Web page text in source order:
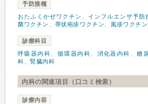
予防接種
おたふくかぜワクチン 、 インフルエンザ予防
菌ワクチン 、 帯状疱疹ワクチン、 風疹ワクチン
診療科目
呼吸器内科、 循環器内科、 消化器内科 、糖
科、腎臓内科
内科の関連項目（口コミ検索）
診療内容